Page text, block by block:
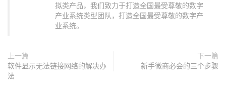
拟类产品，我们致力于打造全国最受尊敬的数字
产业系统类型团队，打造全国最受尊敬的数字产
业系统。
上一篇
软件显示无法链接网络的解决办
法
下一篇
新手微商必会的三个步骤